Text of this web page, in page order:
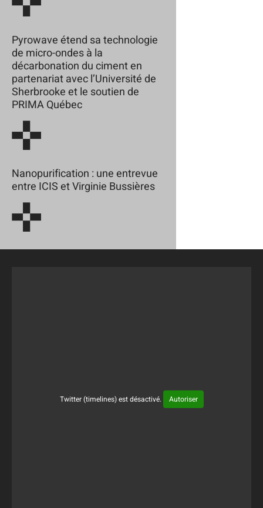
Pyrowave étend sa technologie
de micro-ondes à la
décarbonation du ciment en
partenariat avec l’Université de
Sherbrooke et le soutien de
PRIMA Québec
Nanopurification : une entrevue
entre ICIS et Virginie Bussières
Twitter (timelines) est désactivé. Autoriser